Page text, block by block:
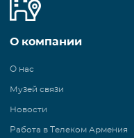
О компании
О нас
Музей связи
Новости
Работа в Телеком Армения